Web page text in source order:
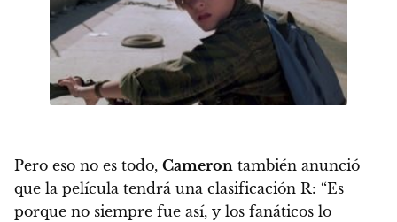
Pero eso no es todo, Cameron también anunció
que la película tendrá una clasificación R: “Es
porque no siempre fue así, y los fanáticos lo